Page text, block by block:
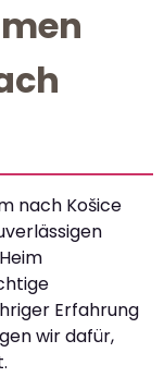
nach Košice
Erfahrung
wir dafür,